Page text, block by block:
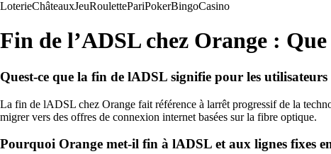
LoterieChâteauxJeuRoulettePariPokerBingoCasino
Fin de l’ADSL chez Orange :
Quest-ce que la fin de lADSL signifie pour les
La fin de lADSL chez Orange fait référence à larrêt progressif de la
migrer vers des offres de connexion internet basées sur la fibre optique.
Pourquoi Orange met-il fin à lADSL et aux lignes fixes